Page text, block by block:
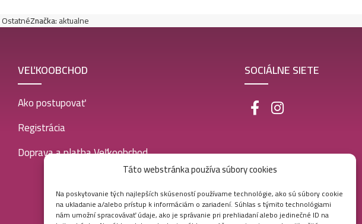
Táto webstránka používa súbory cookies
Na poskytovanie tých najlepších skúseností používame technológie, ako sú súbory cookie
na ukladanie a/alebo prístup k informáciám o zariadení. Súhlas s týmito technológiami
nám umožní spracovávať údaje, ako je správanie pri prehliadaní alebo jedinečné ID na
OstatnéZnačka:aktualne
VEĽKOOBCHOD
Ako postupovať
Registrácia
Doprava a platba Veľkoobchod
SOCIÁLNE SIETE